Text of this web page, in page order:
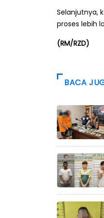
Selanjutnya,
proses lebih
(RM/RZD)
BACA